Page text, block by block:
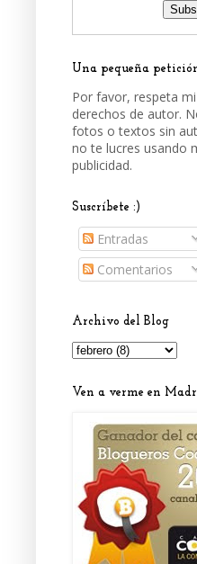
Una pequeña
Por favor, respeta
derechos de autor.
fotos o textos sin
no te lucres usando
publicidad.
Suscríbete :)
Entradas
Comentarios
Archivo del Blog
Ven a verme en